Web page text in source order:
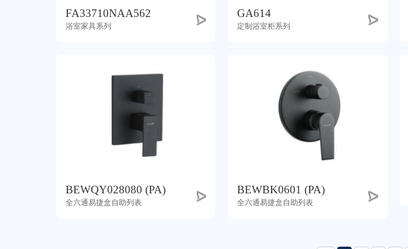
FA33710NAA562
浴室家具系列
GA614
定制浴室柜系列
BEWQY028080 (PA)
全六通易捷盒自助列表
BEWBK0601 (PA)
全六通易捷盒自助列表